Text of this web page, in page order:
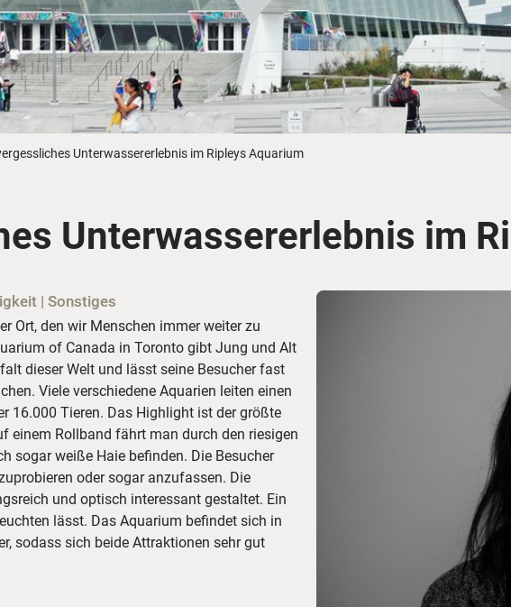
© ShaneMyersPhoto
Hawaii
Busreisen
© Chris Frey
Skireisen
Routen­vorschläge
© Swissmediavision/ ...
CANUSA-Magazin
Reisebüro-Service
Über uns
Unterwassererlebnis im Ripleys Aquarium
Unterwassererlebnis im
| Sonstiges
Ort, den wir Menschen immer weiter zu
of Canada in Toronto gibt Jung und Alt
dieser Welt und lässt seine Besucher fast
Viele verschiedene Aquarien leiten einen
16.000 Tieren. Das Highlight ist der größte
einem Rollband fährt man durch den riesigen
sogar weiße Haie befinden. Die Besucher
oder sogar anzufassen. Die
und optisch interessant gestaltet. Ein
lässt. Das Aquarium befindet sich in
sodass sich beide Attraktionen sehr gut